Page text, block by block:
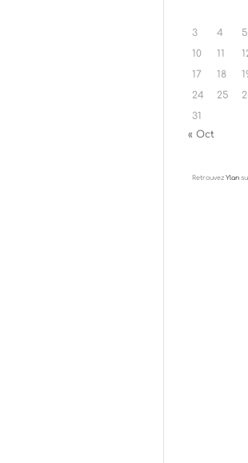
3
4 5
10
11
17
18
24
25
31
« Oct
Retrouvez Ylan